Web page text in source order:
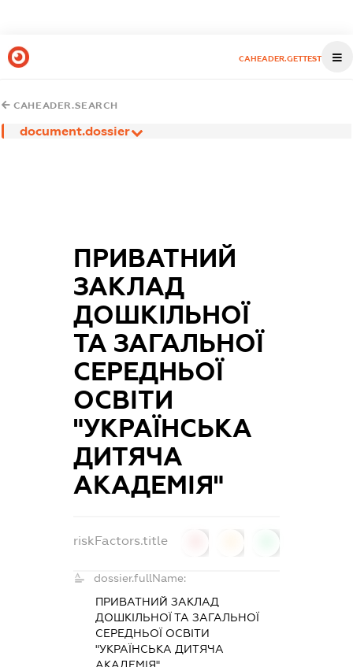
CAHEADER.GETTEST
CAHEADER.SEARCH
document.dossier
ПРИВАТНИЙ
ЗАКЛАД
ДОШКІЛЬНОЇ
ТА ЗАГАЛЬНОЇ
СЕРЕДНЬОЇ
ОСВІТИ
"УКРАЇНСЬКА
ДИТЯЧА
АКАДЕМІЯ"
riskFactors.title
dossier.fullName:
ПРИВАТНИЙ ЗАКЛАД
ДОШКІЛЬНОЇ ТА ЗАГАЛЬНОЇ
СЕРЕДНЬОЇ ОСВІТИ
"УКРАЇНСЬКА ДИТЯЧА